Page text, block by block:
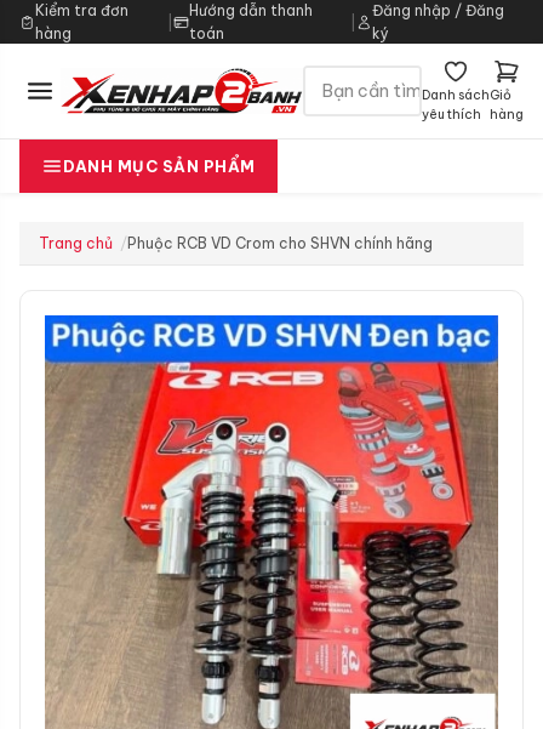
Kiểm tra đơn
hàng
|
Hướng dẫn thanh
toán
Đăng nhập / Đăng
ký
Danh sách
yêu thích
Giỏ
hàng
DANH MỤC SẢN PHẨM
Trang chủ Phuộc RCB VD Crom cho SHVN chính hãng